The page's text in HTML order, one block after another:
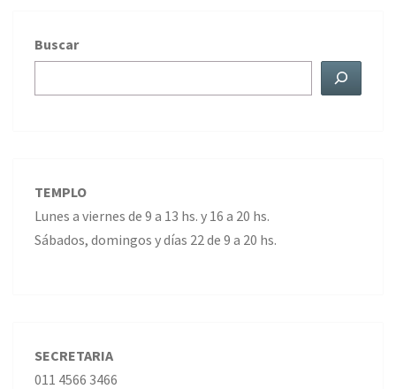
Buscar
TEMPLO
Lunes a viernes de 9 a 13 hs. y 16 a 20 hs.
Sábados, domingos y días 22 de 9 a 20 hs.
SECRETARIA
011 4566 3466